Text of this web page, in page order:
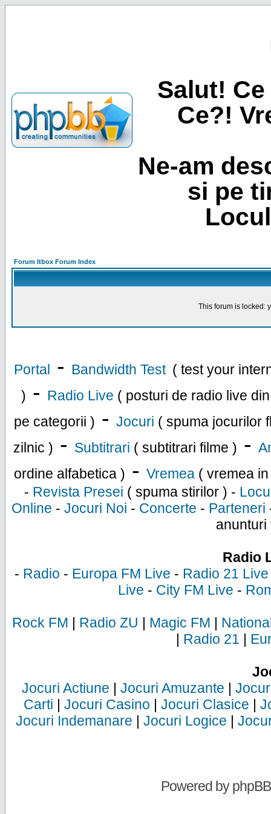
Salut!
Ce?!
Ne-am
si pe
Forum Itbox Forum Index
This forum is locked:
Portal - Bandwidth Test ( test your
) - Radio Live ( posturi de radio live
pe categorii ) - Jocuri ( spuma jocurilor
zilnic ) - Subtitrari ( subtitrari filme ) -
ordine alfabetica ) - Vremea ( vremea
- Revista Presei ( spuma stirilor ) -
Online - Jocuri Noi - Concerte - Parteneri
anunturi
Radio
- Radio - Europa FM Live - Radio 21 Live
Live - City FM Live -
Rock FM | Radio ZU | Magic FM |
| Radio 21 |
Jocuri Actiune | Jocuri Amuzante |
Carti | Jocuri Casino | Jocuri Clasice |
Jocuri Indemanare | Jocuri Logice |
Powered byphpBB